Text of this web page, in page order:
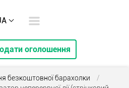
оголошення
безкоштовної барахолки
/